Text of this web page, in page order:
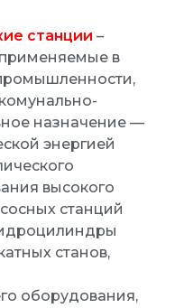
станции –
в
назначение —
энергией
высокого
станций
станов,
оборудования,